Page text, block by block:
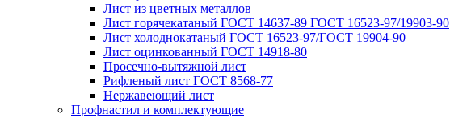
Лист из цветных металлов
Лист горячекатаный ГОСТ 14637-89 ГОСТ 16523-97/19903-90
Лист холоднокатаный ГОСТ 16523-97/ГОСТ 19904-90
Лист оцинкованный ГОСТ 14918-80
Просечно-вытяжной лист
Рифленый лист ГОСТ 8568-77
Нержавеющий лист
Профнастил и комплектующие